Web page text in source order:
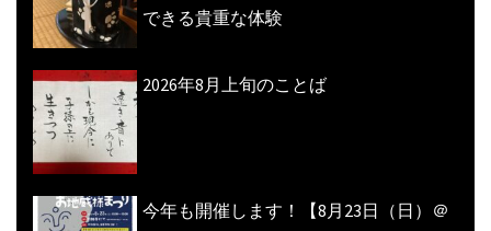
できる貴重な体験
2026年8月上旬のことば
今年も開催します！【8月23日（日）＠